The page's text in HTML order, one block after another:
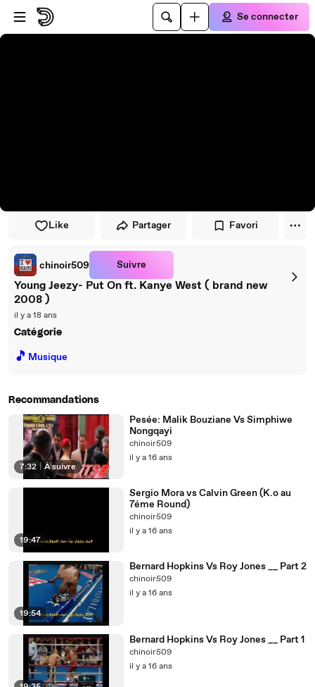
Passer au player
Passer au contenu principal
Se connecter
Like Partager Favori
chinoir509 Suivre
Young Jeezy- Put On ft. Kanye West ( brand new
2008 )
il y a 18 ans
Catégorie
🎵 Musique
Recommandations
7:32 À suivre
Pesée: Malik Bouziane Vs Simphiwe
Nongqayi
chinoir509
il y a 16 ans
19:47
Sergio Mora vs Calvin Green (K.o au
7éme Round)
chinoir509
il y a 16 ans
19:54
Bernard Hopkins Vs Roy Jones __ Part 2
chinoir509
il y a 16 ans
Bernard Hopkins Vs Roy Jones __ Part 1
chinoir509
il y a 16 ans